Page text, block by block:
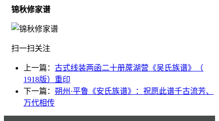
锦秋修家谱
扫一扫关注
上一篇： 古式线装两函二十册蓆湖营《吴氏族谱》（
1918版）重印
下一篇： 朔州·平鲁《安氏族谱》：祝愿此谱千古流芳、
万代相传